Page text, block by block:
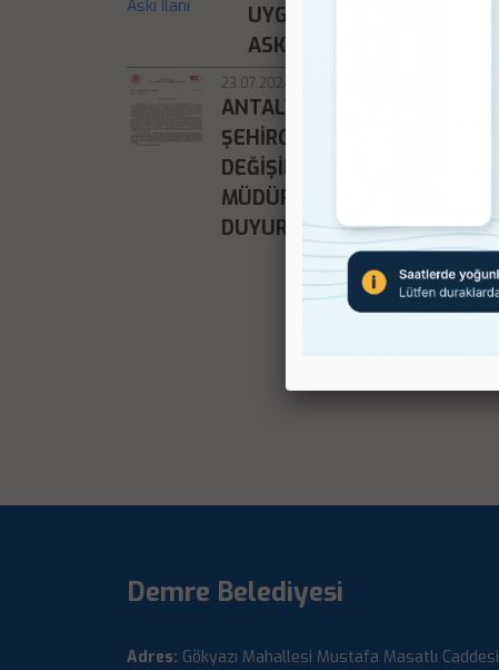
UYGULAMASI
ASKI İLANI
23.07.2024
ANTALYA ÇEVRE,
ŞEHIRCILIK VE İKLIM
DEĞIŞIKLIĞI İL
MÜDÜRLÜĞÜ'NÜN
DUYURUSU
Demre Belediyesi
Adres: Gökyazı Mahallesi Mustafa Masatlı Caddesi